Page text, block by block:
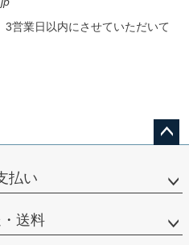
3営業日以内にさせていただいて
ップ
払い
送料